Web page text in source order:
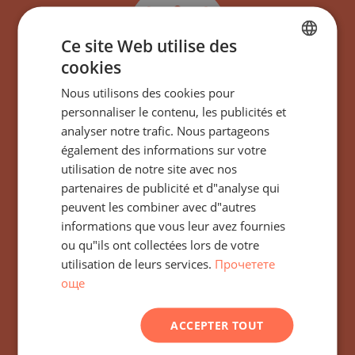
Abonnez-vous à toutes
les actualités, mises à
jour et nouvelles offres
concernant le
bâtiment/complexe
Arcutino Residences
Primorsko, Bulgarie
GERMAN
ROMANIAN
Ce site Web utilise des
cookies
Nous utilisons des cookies pour
personnaliser le contenu, les publicités et
analyser notre trafic. Nous partageons
également des informations sur votre
utilisation de notre site avec nos
partenaires de publicité et d"analyse qui
peuvent les combiner avec d"autres
informations que vous leur avez fournies
ou qu"ils ont collectées lors de votre
utilisation de leurs services. Прочетете
още
ACCEPTER TOUT